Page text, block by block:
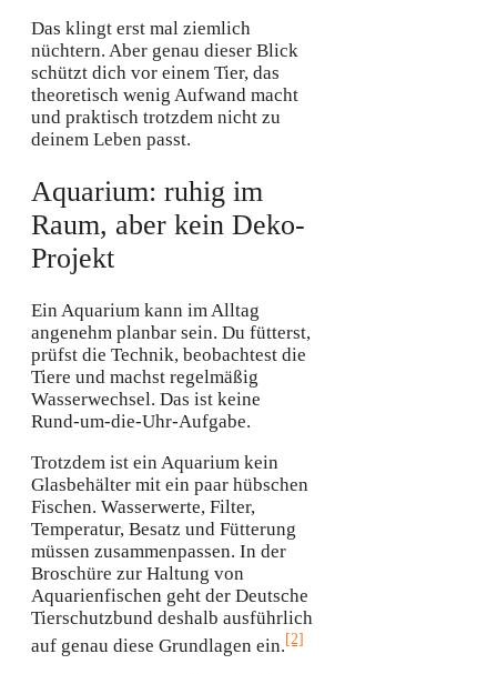
Das klingt erst mal ziemlich
nüchtern. Aber genau dieser Blick
schützt dich vor einem Tier, das
theoretisch wenig Aufwand macht
und praktisch trotzdem nicht zu
deinem Leben passt.
Aquarium: ruhig im
Raum, aber kein Deko-
Projekt
Ein Aquarium kann im Alltag
angenehm planbar sein. Du fütterst,
prüfst die Technik, beobachtest die
Tiere und machst regelmäßig
Wasserwechsel. Das ist keine
Rund-um-die-Uhr-Aufgabe.
Trotzdem ist ein Aquarium kein
Glasbehälter mit ein paar hübschen
Fischen. Wasserwerte, Filter,
Temperatur, Besatz und Fütterung
müssen zusammenpassen. In der
Broschüre zur Haltung von
Aquarienfischen geht der Deutsche
Tierschutzbund deshalb ausführlich
auf genau diese Grundlagen ein.[2]